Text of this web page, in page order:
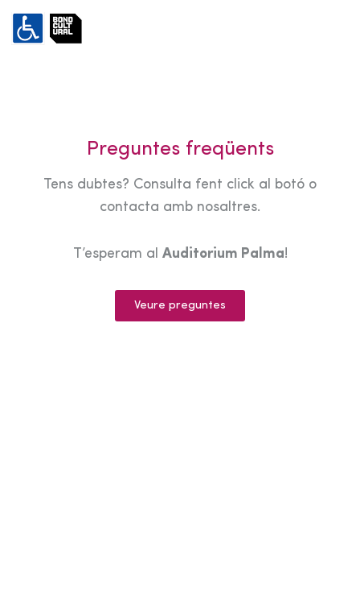
Preguntes freqüents
Tens dubtes? Consulta fent click al botó o
contacta amb nosaltres.
T’esperam al Auditorium Palma!
Veure preguntes